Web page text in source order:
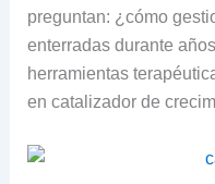
preguntan: ¿cómo
enterradas durante
herramientas
en catalizador de